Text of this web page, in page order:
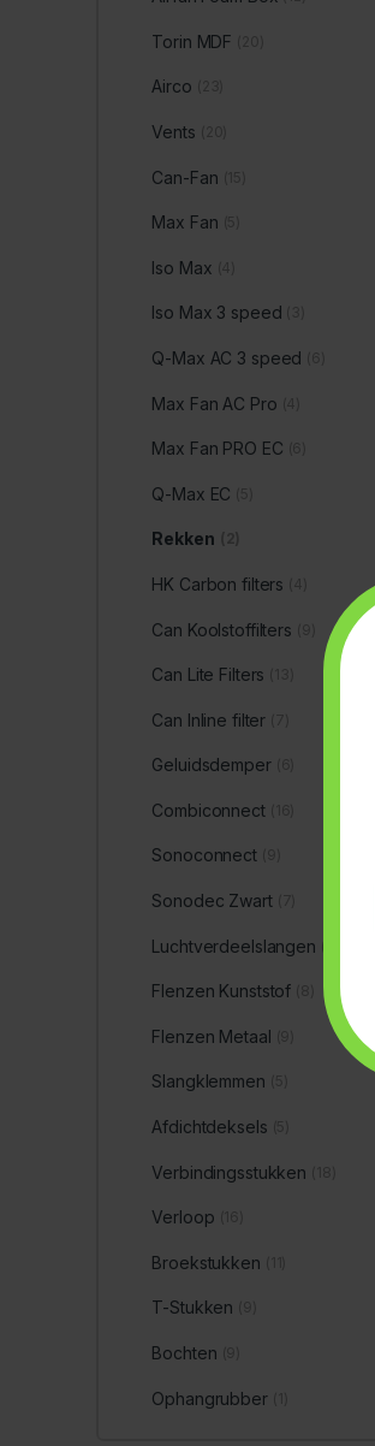
Torin MDF
Airco
Vents
Can-Fan
Max Fan
Iso Max
Iso Max 3 speed
Q-Max AC 3 speed
Max Fan AC Pro
Max Fan PRO EC
Q-Max EC
Rekken
HK Carbon filters
Can Koolstoffilters
Can Lite Filters
Can Inline filter
Geluidsdemper
Combiconnect
Sonoconnect
Sonodec Zwart
Luchtverdeelslangen
Flenzen Kunststof
Flenzen Metaal
Slangklemmen
Afdichtdeksels
Verbindingsstukken
Verloop
Broekstukken
T-Stukken
Bochten
Ophangrubber